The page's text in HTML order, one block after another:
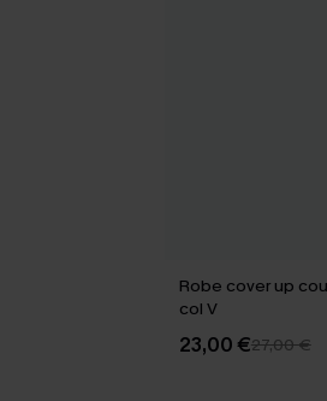
Robe cover up
col V
23,00 €27,00 €